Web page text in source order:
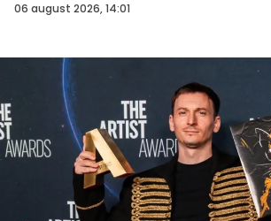
06 august 2026, 14:01